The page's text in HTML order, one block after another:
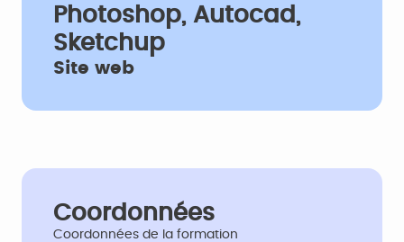
Photoshop, Autocad,
Sketchup
Site web
Coordonnées
Coordonnées de la formation